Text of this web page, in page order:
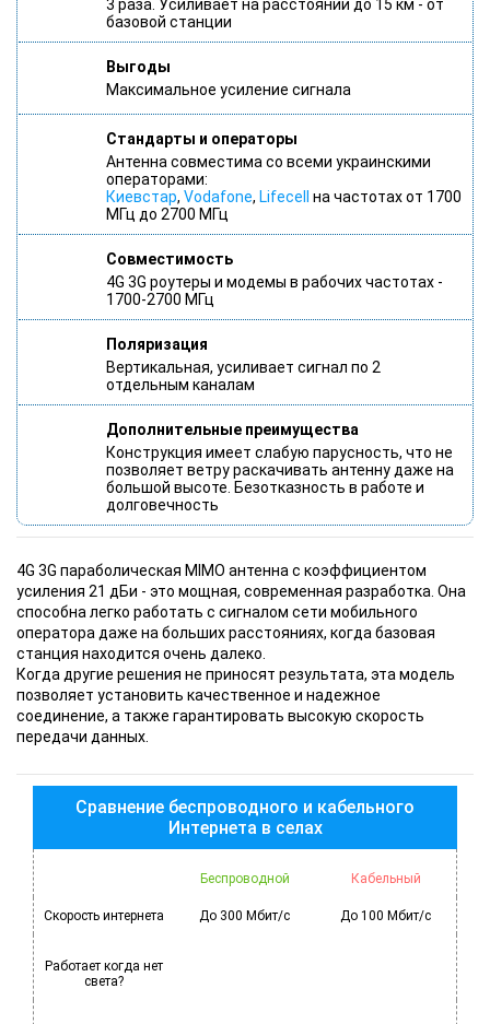
3 раза. Усиливает на расстоянии до 15 км - от
базовой станции
Выгоды
Максимальное усиление сигнала
Стандарты и операторы
Антенна совместима со всеми украинскими
операторами:
Киевстар, Vodafone, Lifecell
на частотах от 1700
МГц до 2700 МГц
Совместимость
4G 3G роутеры и модемы в рабочих частотах -
1700-2700 МГц
Поляризация
Вертикальная, усиливает сигнал по 2
отдельным каналам
Дополнительные преимущества
Конструкция имеет слабую парусность, что не
позволяет ветру раскачивать антенну даже на
большой высоте. Безотказность в работе и
долговечность
4G 3G параболическая MIMO антенна с коэффициентом
усиления 21 дБи - это мощная, современная разработка. Она
способна легко работать с сигналом сети мобильного
оператора даже на больших расстояниях, когда базовая
станция находится очень далеко.
Когда другие решения не приносят результата, эта модель
позволяет установить качественное и надежное
соединение, а также гарантировать высокую скорость
передачи данных.
Сравнение беспроводного и кабельного
Интернета в селах
Беспроводной Кабельный
Скорость интернета До 300 Мбит/с До 100 Мбит/с
Работает когда нет
света?